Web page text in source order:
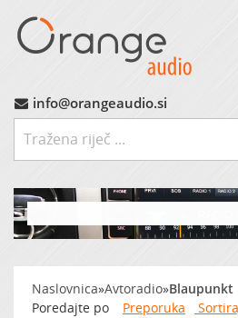
Avtoradio
Avtozvočniki
Nizkotonci
Montažni Material
info@orangeaudio.si
Naslovnica»Avtoradio»Blaupunkt
Poredajte po
Preporuka